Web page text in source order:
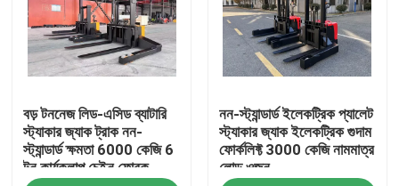
আমাদের সম্পর্কে
কারখানা ভ্রমণ
মান নিয়ন্ত্রণ
বড় টননেজ লিড-এসিড ব্যাটারি
স্ট্যাকার জ্যাক ট্রাক নন-
স্ট্যান্ডার্ড ক্ষমতা 6000 কেজি 6
টন কার্যকলাপ চেইন ফোরক
নন-স্ট্যান্ডার্ড ইলেকট্রিক প্যালেট
স্ট্যাকার জ্যাক ইলেকট্রিক গুদাম
ফোর্কলিফ্ট 3000 কেজি নামমাত্র
লোড ওজন